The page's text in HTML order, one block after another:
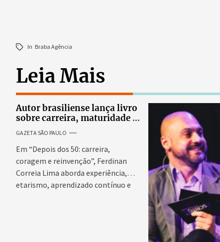
In Braba Agência
Leia Mais
Autor brasiliense lança livro
sobre carreira, maturidade e
novos começos
GAZETA SÃO PAULO
Em “Depois dos 50: carreira,
coragem e reinvenção”, Ferdinan
Correia Lima aborda experiência,
etarismo, aprendizado contínuo e